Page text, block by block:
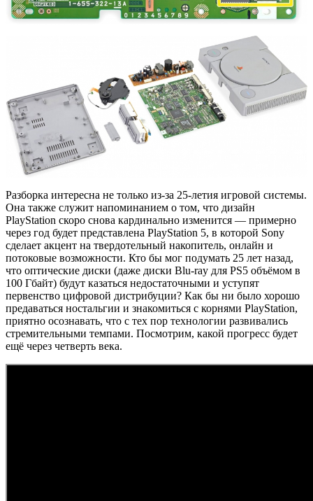
Разборка интересна не только из-за 25-летия игровой системы.
Она также служит напоминанием о том, что дизайн
PlayStation скоро снова кардинально изменится — примерно
через год будет представлена PlayStation 5, в которой Sony
сделает акцент на твердотельный накопитель, онлайн и
потоковые возможности. Кто бы мог подумать 25 лет назад,
что оптические диски (даже диски Blu-ray для PS5 объёмом в
100 Гбайт) будут казаться недостаточными и уступят
первенство цифровой дистрибуции? Как бы ни было хорошо
предаваться ностальгии и знакомиться с корнями PlayStation,
приятно осознавать, что с тех пор технологии развивались
стремительными темпами. Посмотрим, какой прогресс будет
ещё через четверть века.